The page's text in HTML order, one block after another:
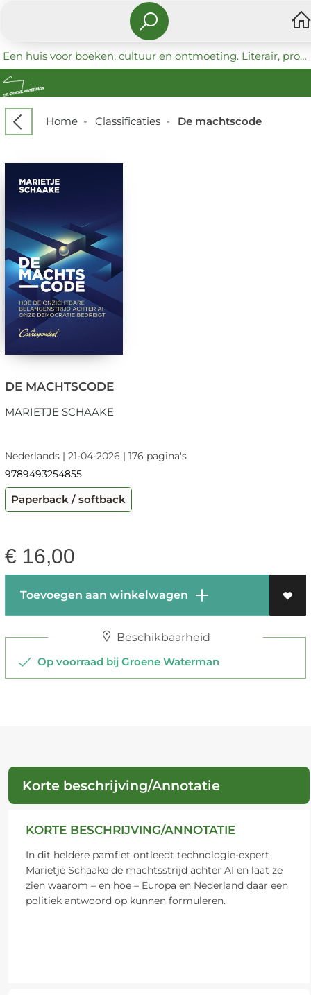
Een huis voor boeken, cultuur en ontmoeting. Literair, progressief en coöperatief.
Home- Classificaties- De machtscode
DE MACHTSCODE
MARIETJE SCHAAKE
Nederlands | 21-04-2026 | 176 pagina's
9789493254855
Paperback / softback
€ 16,00
Toevoegen aan winkelwagen
Beschikbaarheid
Op voorraad bij Groene Waterman
Korte beschrijving/Annotatie
KORTE BESCHRIJVING/ANNOTATIE
In dit heldere pamflet ontleedt technologie-expert
Marietje Schaake de machtsstrijd achter AI en laat ze
zien waarom – en hoe – Europa en Nederland daar een
politiek antwoord op kunnen formuleren.